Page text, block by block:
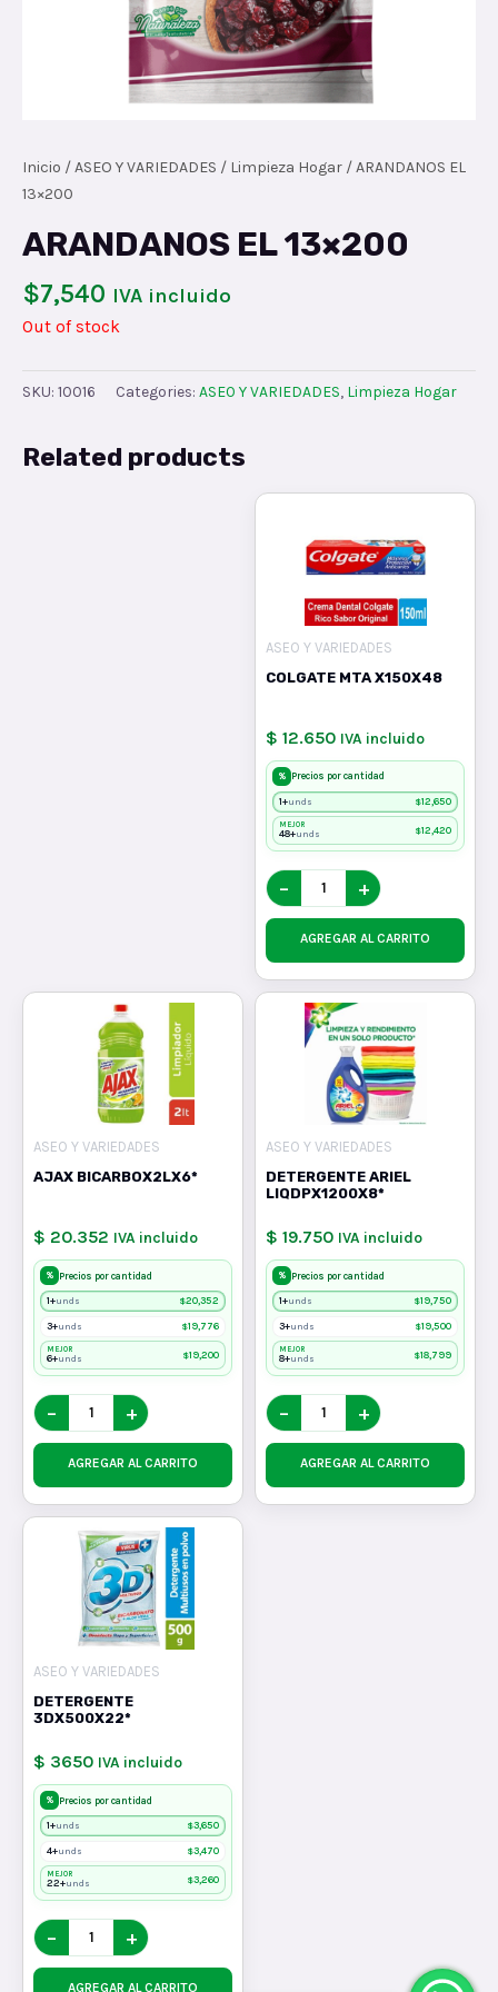
Inicio /ASEO Y VARIEDADES / Limpieza Hogar / ARANDANOS EL
13×200
ARANDANOS EL 13×200
$7,540 IVA incluido
Out of stock
SKU: 10016 Categories: ASEO Y VARIEDADES, Limpieza Hogar
Related products
ASEO Y VARIEDADES
COLGATE MTA X150X48
$ 12.650 IVA incluido
% Precios por cantidad
1+unds $12,650
MEJOR
48+unds $12,420
− +
AGREGAR AL CARRITO
ASEO Y VARIEDADES
AJAX BICARBOX2LX6*
$ 20.352 IVA incluido
% Precios por cantidad
1+unds $20,352
3+unds $19,776
MEJOR
6+unds $19,200
− +
AGREGAR AL CARRITO
ASEO Y VARIEDADES
DETERGENTE ARIEL
LIQDPX1200X8*
$ 19.750 IVA incluido
% Precios por cantidad
1+unds $19,750
3+unds $19,500
MEJOR
8+unds $18,799
− +
AGREGAR AL CARRITO
ASEO Y VARIEDADES
DETERGENTE
3DX500X22*
$ 3650 IVA incluido
% Precios por cantidad
1+unds $3,650
4+unds $3,470
MEJOR
22+unds $3,260
− +
AGREGAR AL CARRITO